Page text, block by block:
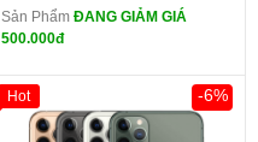
Sản Phẩm ĐANG GIẢM GIÁ
500.000đ
-6%
Hot